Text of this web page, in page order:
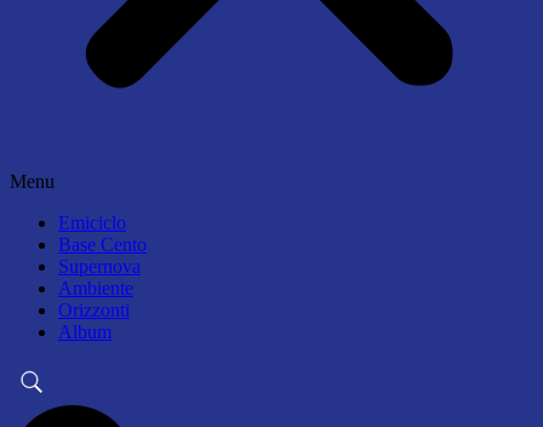
Menu
Emiciclo
Base Cento
Supernova
Ambiente
Orizzonti
Album